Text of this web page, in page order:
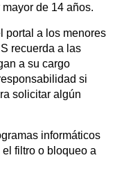
de 14 años.
portal a los menores
recuerda a las
a su cargo
si
solicitar algún
informáticos
filtro o bloqueo a